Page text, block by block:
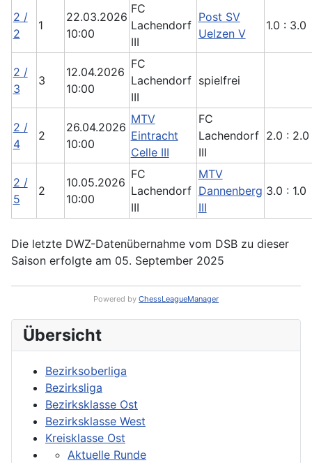
Übersicht
Bezirksoberliga
Bezirksliga
Bezirksklasse Ost
Bezirksklasse West
Kreisklasse Ost
Aktuelle Runde
2 /
2
1
22.03.2026
10:00
FC
Lachendorf
III
Post SV
Uelzen V
1.0 : 3.0
2 /
3
3
12.04.2026
10:00
FC
Lachendorf
III
spielfrei
2 /
4
2
26.04.2026
10:00
MTV
Eintracht
Celle III
FC
Lachendorf
III
2.0 : 2.0
2 /
5
2
10.05.2026
10:00
FC
Lachendorf
III
MTV
Dannenberg
III
3.0 : 1.0
Die letzte DWZ-Datenübernahme vom DSB zu dieser
Saison erfolgte am 05. September 2025
Powered by ChessLeagueManager